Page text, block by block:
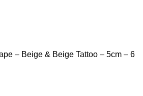
– Beige & Beige Tattoo – 5cm – 6